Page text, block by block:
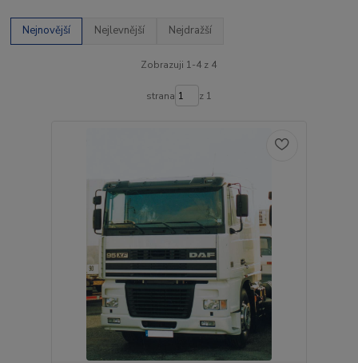
Nejnovější Nejlevnější Nejdražší
Zobrazuji 1-4 z 4
strana z 1